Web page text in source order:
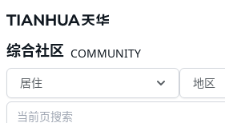
综合社区 COMMUNITY
居住
地区